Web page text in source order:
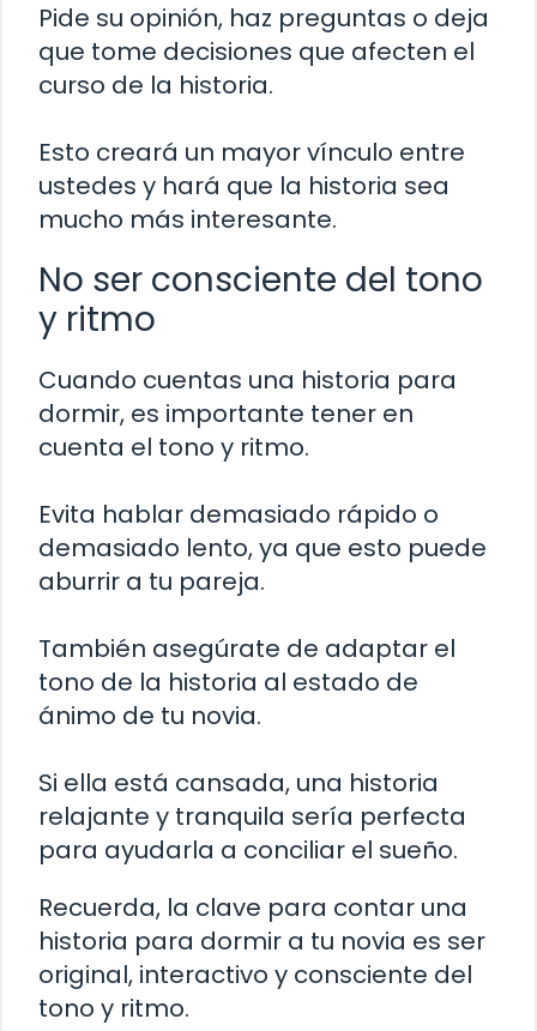
Pide su opinión, haz preguntas o deja
que tome decisiones que afecten el
curso de la historia.
Esto creará un mayor vínculo entre
ustedes y hará que la historia sea
mucho más interesante.
No ser consciente del tono
y ritmo
Cuando cuentas una historia para
dormir, es importante tener en
cuenta el tono y ritmo.
Evita hablar demasiado rápido o
demasiado lento, ya que esto puede
aburrir a tu pareja.
También asegúrate de adaptar el
tono de la historia al estado de
ánimo de tu novia.
Si ella está cansada, una historia
relajante y tranquila sería perfecta
para ayudarla a conciliar el sueño.
Recuerda, la clave para contar una
historia para dormir a tu novia es ser
original, interactivo y consciente del
tono y ritmo.